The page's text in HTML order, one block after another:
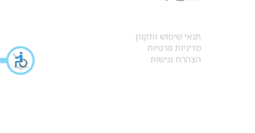
תנאי שימוש ותקנון
מדיניות פרטיות
הצהרת נגישות